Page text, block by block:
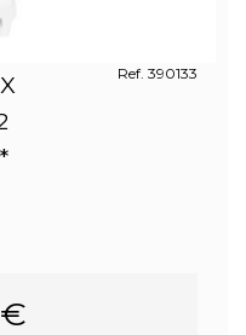
Ref. 390133